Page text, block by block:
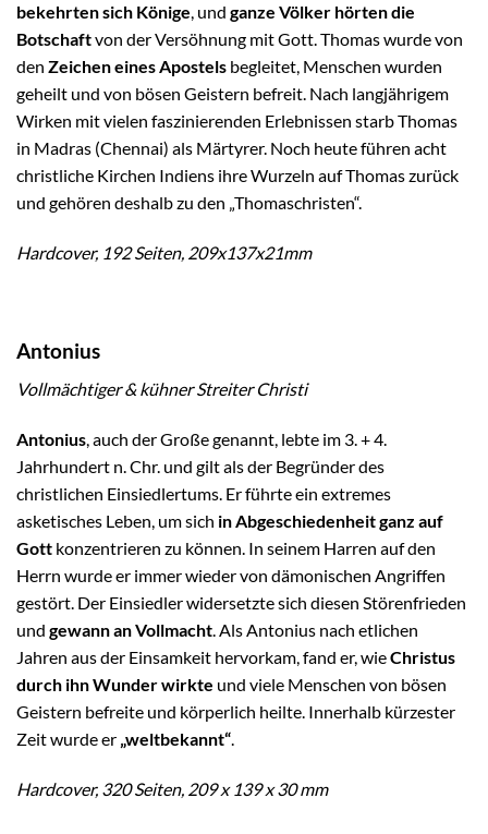
bekehrten sich Könige, und ganze Völker hörten die
Botschaftvon der Versöhnung mit Gott. Thomas wurde von
den Zeichen eines Apostels begleitet, Menschen wurden
geheilt und von bösen Geistern befreit. Nach langjährigem
Wirken mit vielen faszinierenden Erlebnissen starb Thomas
in Madras (Chennai) als Märtyrer. Noch heute führen acht
christliche Kirchen Indiens ihre Wurzeln auf Thomas zurück
und gehören deshalb zu den „Thomaschristen“.
Hardcover, 192 Seiten, 209x137x21mm
Antonius
Vollmächtiger & kühner Streiter Christi
Antonius , auch der Große genannt, lebte im 3. + 4.
Jahrhundert n. Chr. und gilt als der Begründer des
christlichen Einsiedlertums. Er führte ein extremes
asketisches Leben, um sich in Abgeschiedenheit ganz auf
Gott konzentrieren zu können. In seinem Harren auf den
Herrn wurde er immer wieder von dämonischen Angriffen
gestört. Der Einsiedler widersetzte sich diesen Störenfrieden
und gewann an Vollmacht . Als Antonius nach etlichen
Jahren aus der Einsamkeit hervorkam, fand er, wieChristus
durch ihn Wunder wirkte und viele Menschen von bösen
Geistern befreite und körperlich heilte. Innerhalb kürzester
Zeit wurde er „weltbekannt“
Hardcover, 320 Seiten, 209 x 139 x 30 mm